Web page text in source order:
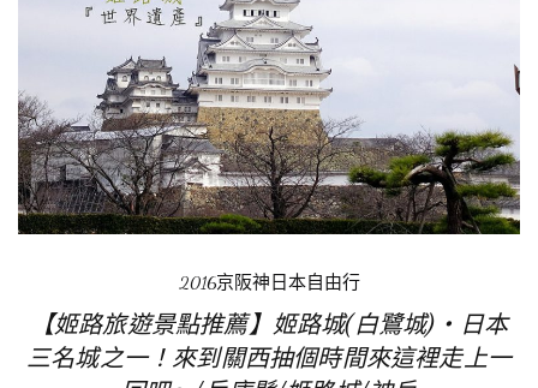
2016京阪神日本自由行
【姬路旅遊景點推薦】姬路城(白鷺城)‧日本
三名城之一！來到關西抽個時間來這裡走上一